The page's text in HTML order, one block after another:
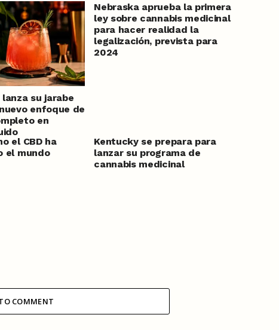
su jarabe
enfoque de
en
Nebraska aprueba la primera
ley sobre cannabis medicinal
para hacer realidad la
legalización, prevista para
2024
el CBD ha
el mundo
Kentucky se prepara para
lanzar su programa de
cannabis medicinal
COMMENT